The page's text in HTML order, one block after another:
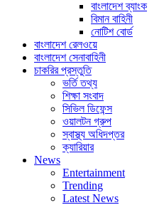
বাংলাদেশ ব্যাংক
বিমান বাহিনী
নোটিশ বোর্ড
বাংলাদেশ রেলওয়ে
বাংলাদেশ সেনাবাহিনী
চাকরির প্রস্তুতি
ভর্তি তথ্য
শিক্ষা সংবাদ
সিভিল ডিফেন্স
ওয়ালটন গ্রুপ
স্বাস্থ্য অধিদপ্তর
ক্যারিয়ার
News
Entertainment
Trending
Latest News